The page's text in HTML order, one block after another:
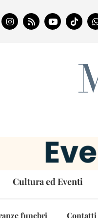
Cultura ed Eventi
funebri Contatti